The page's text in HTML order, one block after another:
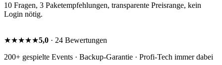
10 Fragen, 3 Paketempfehlungen, transparente Preisrange, kein
Login nötig.
★★★★★5,0 · 24 Bewertungen
200+ gespielte Events · Backup-Garantie · Profi-Tech immer dabei